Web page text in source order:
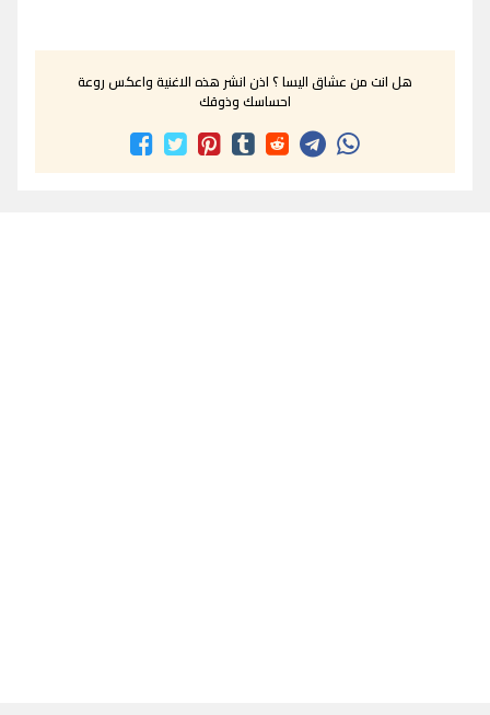
هل انت من عشاق اليسا ؟ اذن انشر هذه الاغنية واعكس روعة
احساسك وذوقك